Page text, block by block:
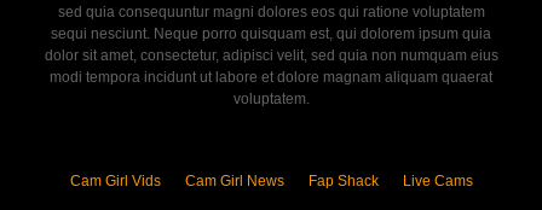
sed quia consequuntur magni dolores eos qui ratione voluptatem
sequi nesciunt. Neque porro quisquam est, qui dolorem ipsum quia
dolor sit amet, consectetur, adipisci velit, sed quia non numquam eius
modi tempora incidunt ut labore et dolore magnam aliquam quaerat
voluptatem.
Cam Girl Vids Cam Girl News Fap Shack Live Cams